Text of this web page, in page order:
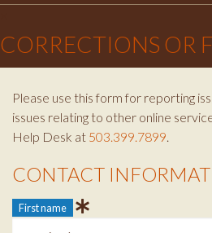
CORRECTIONS OR
Please use this form for reporting
issues relating to other online
Help Desk at 503.399.7899.
Contact Info
CONTACT
First name